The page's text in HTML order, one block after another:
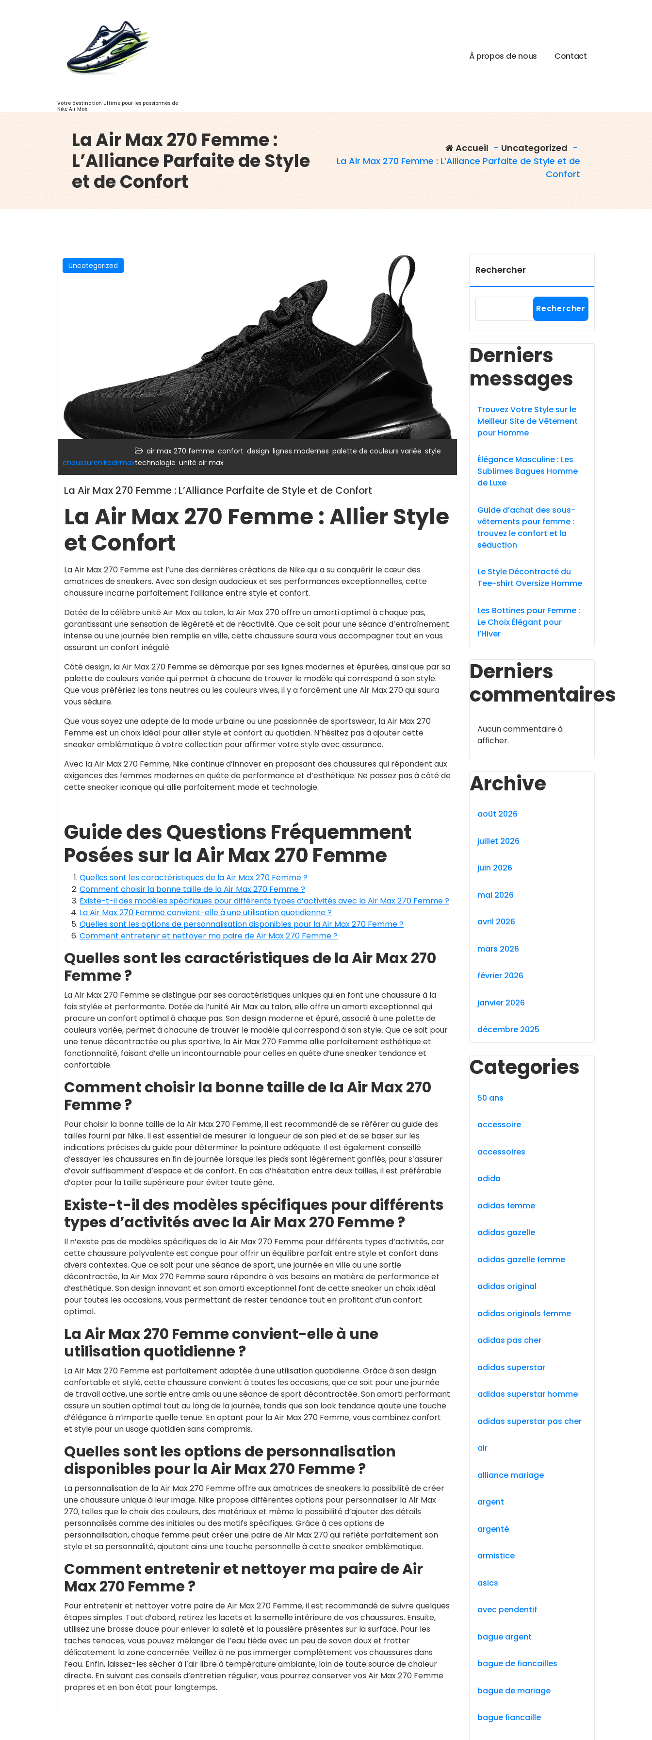
Votre destination ultime pour les passionnés de
Nike Air Max.
À propos de nous Contact
La Air Max 270 Femme :
L’Alliance Parfaite de Style
et de Confort
Accueil - Uncategorized -
La Air Max 270 Femme : L’Alliance Parfaite de Style et de
Confort
Uncategorized
chaussurenikeairmax
air max 270 femme confort design lignes modernes palette de couleurs variée style
technologie unité air max
La Air Max 270 Femme : L’Alliance Parfaite de Style et de Confort
La Air Max 270 Femme : Allier Style
et Confort
La Air Max 270 Femme est l’une des dernières créations de Nike qui a su conquérir le cœur des
amatrices de sneakers. Avec son design audacieux et ses performances exceptionnelles, cette
chaussure incarne parfaitement l’alliance entre style et confort.
Dotée de la célèbre unité Air Max au talon, la Air Max 270 offre un amorti optimal à chaque pas,
garantissant une sensation de légèreté et de réactivité. Que ce soit pour une séance d’entraînement
intense ou une journée bien remplie en ville, cette chaussure saura vous accompagner tout en vous
assurant un confort inégalé.
Côté design, la Air Max 270 Femme se démarque par ses lignes modernes et épurées, ainsi que par sa
palette de couleurs variée qui permet à chacune de trouver le modèle qui correspond à son style.
Que vous préfériez les tons neutres ou les couleurs vives, il y a forcément une Air Max 270 qui saura
vous séduire.
Que vous soyez une adepte de la mode urbaine ou une passionnée de sportswear, la Air Max 270
Femme est un choix idéal pour allier style et confort au quotidien. N’hésitez pas à ajouter cette
sneaker emblématique à votre collection pour affirmer votre style avec assurance.
Avec la Air Max 270 Femme, Nike continue d’innover en proposant des chaussures qui répondent aux
exigences des femmes modernes en quête de performance et d’esthétique. Ne passez pas à côté de
cette sneaker iconique qui allie parfaitement mode et technologie.
Guide des Questions Fréquemment
Posées sur la Air Max 270 Femme
Quelles sont les caractéristiques de la Air Max 270 Femme ?
Comment choisir la bonne taille de la Air Max 270 Femme ?
Existe-t-il des modèles spécifiques pour différents types d’activités avec la Air Max 270 Femme ?
La Air Max 270 Femme convient-elle à une utilisation quotidienne ?
Quelles sont les options de personnalisation disponibles pour la Air Max 270 Femme ?
Comment entretenir et nettoyer ma paire de Air Max 270 Femme ?
Quelles sont les caractéristiques de la Air Max 270
Femme ?
La Air Max 270 Femme se distingue par ses caractéristiques uniques qui en font une chaussure à la
fois stylée et performante. Dotée de l’unité Air Max au talon, elle offre un amorti exceptionnel qui
procure un confort optimal à chaque pas. Son design moderne et épuré, associé à une palette de
couleurs variée, permet à chacune de trouver le modèle qui correspond à son style. Que ce soit pour
une tenue décontractée ou plus sportive, la Air Max 270 Femme allie parfaitement esthétique et
fonctionnalité, faisant d’elle un incontournable pour celles en quête d’une sneaker tendance et
confortable.
Comment choisir la bonne taille de la Air Max 270
Femme ?
Pour choisir la bonne taille de la Air Max 270 Femme, il est recommandé de se référer au guide des
tailles fourni par Nike. Il est essentiel de mesurer la longueur de son pied et de se baser sur les
indications précises du guide pour déterminer la pointure adéquate. Il est également conseillé
d’essayer les chaussures en fin de journée lorsque les pieds sont légèrement gonflés, pour s’assurer
d’avoir suffisamment d’espace et de confort. En cas d’hésitation entre deux tailles, il est préférable
d’opter pour la taille supérieure pour éviter toute gêne.
Existe-t-il des modèles spécifiques pour différents
types d’activités avec la Air Max 270 Femme ?
Il n’existe pas de modèles spécifiques de la Air Max 270 Femme pour différents types d’activités, car
cette chaussure polyvalente est conçue pour offrir un équilibre parfait entre style et confort dans
divers contextes. Que ce soit pour une séance de sport, une journée en ville ou une sortie
décontractée, la Air Max 270 Femme saura répondre à vos besoins en matière de performance et
d’esthétique. Son design innovant et son amorti exceptionnel font de cette sneaker un choix idéal
pour toutes les occasions, vous permettant de rester tendance tout en profitant d’un confort
optimal.
La Air Max 270 Femme convient-elle à une
utilisation quotidienne ?
La Air Max 270 Femme est parfaitement adaptée à une utilisation quotidienne. Grâce à son design
confortable et stylé, cette chaussure convient à toutes les occasions, que ce soit pour une journée
de travail active, une sortie entre amis ou une séance de sport décontractée. Son amorti performant
assure un soutien optimal tout au long de la journée, tandis que son look tendance ajoute une touche
d’élégance à n’importe quelle tenue. En optant pour la Air Max 270 Femme, vous combinez confort
et style pour un usage quotidien sans compromis.
Quelles sont les options de personnalisation
disponibles pour la Air Max 270 Femme ?
La personnalisation de la Air Max 270 Femme offre aux amatrices de sneakers la possibilité de créer
une chaussure unique à leur image. Nike propose différentes options pour personnaliser la Air Max
270, telles que le choix des couleurs, des matériaux et même la possibilité d’ajouter des détails
personnalisés comme des initiales ou des motifs spécifiques. Grâce à ces options de
personnalisation, chaque femme peut créer une paire de Air Max 270 qui reflète parfaitement son
style et sa personnalité, ajoutant ainsi une touche personnelle à cette sneaker emblématique.
Comment entretenir et nettoyer ma paire de Air
Max 270 Femme ?
Pour entretenir et nettoyer votre paire de Air Max 270 Femme, il est recommandé de suivre quelques
étapes simples. Tout d’abord, retirez les lacets et la semelle intérieure de vos chaussures. Ensuite,
utilisez une brosse douce pour enlever la saleté et la poussière présentes sur la surface. Pour les
taches tenaces, vous pouvez mélanger de l’eau tiède avec un peu de savon doux et frotter
délicatement la zone concernée. Veillez à ne pas immerger complètement vos chaussures dans
l’eau. Enfin, laissez-les sécher à l’air libre à température ambiante, loin de toute source de chaleur
directe. En suivant ces conseils d’entretien régulier, vous pourrez conserver vos Air Max 270 Femme
propres et en bon état pour longtemps.
Rechercher
Rechercher
Derniers
messages
Trouvez Votre Style sur le
Meilleur Site de Vêtement
pour Homme
Élégance Masculine : Les
Sublimes Bagues Homme
de Luxe
Guide d’achat des sous-
vêtements pour femme :
trouvez le confort et la
séduction
Le Style Décontracté du
Tee-shirt Oversize Homme
Les Bottines pour Femme :
Le Choix Élégant pour
l’Hiver
Derniers
commentaires
Aucun commentaire à
afficher.
Archive
août 2026
juillet 2026
juin 2026
mai 2026
avril 2026
mars 2026
février 2026
janvier 2026
décembre 2025
Categories
50 ans
accessoire
accessoires
adida
adidas femme
adidas gazelle
adidas gazelle femme
adidas original
adidas originals femme
adidas pas cher
adidas superstar
adidas superstar homme
adidas superstar pas cher
air
alliance mariage
argent
argenté
armistice
asics
avec pendentif
bague argent
bague de fiancailles
bague de mariage
bague fiancaille